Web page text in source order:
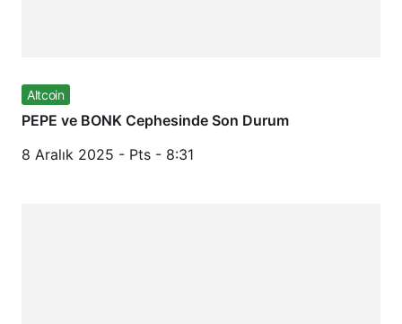
Altcoin
PEPE ve BONK Cephesinde Son Durum
8 Aralık 2025 - Pts - 8:31